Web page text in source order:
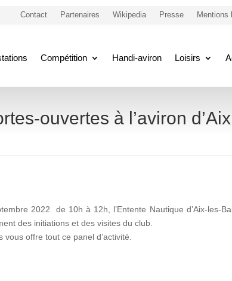
Contact Partenaires Wikipedia Presse Mentions
Compétition Handi-aviron Loisirs
ouvertes à l’aviron
2022 de 10h à 12h, l’Entente Nautique d’Aix-les-
des initiations et des visites du club.
vous offre tout ce panel d’activité.